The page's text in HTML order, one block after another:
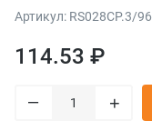
Артикул: RS028CP.3/96
114.53 ₽
– +